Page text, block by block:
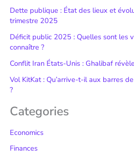
Dette publique : État des lieux et
trimestre 2025
Déficit public 2025 : Quelles sont les
connaître ?
Conflit Iran États-Unis : Ghalibaf
Vol KitKat : Qu’arrive-t-il aux barres
?
Categories
Economics
Finances